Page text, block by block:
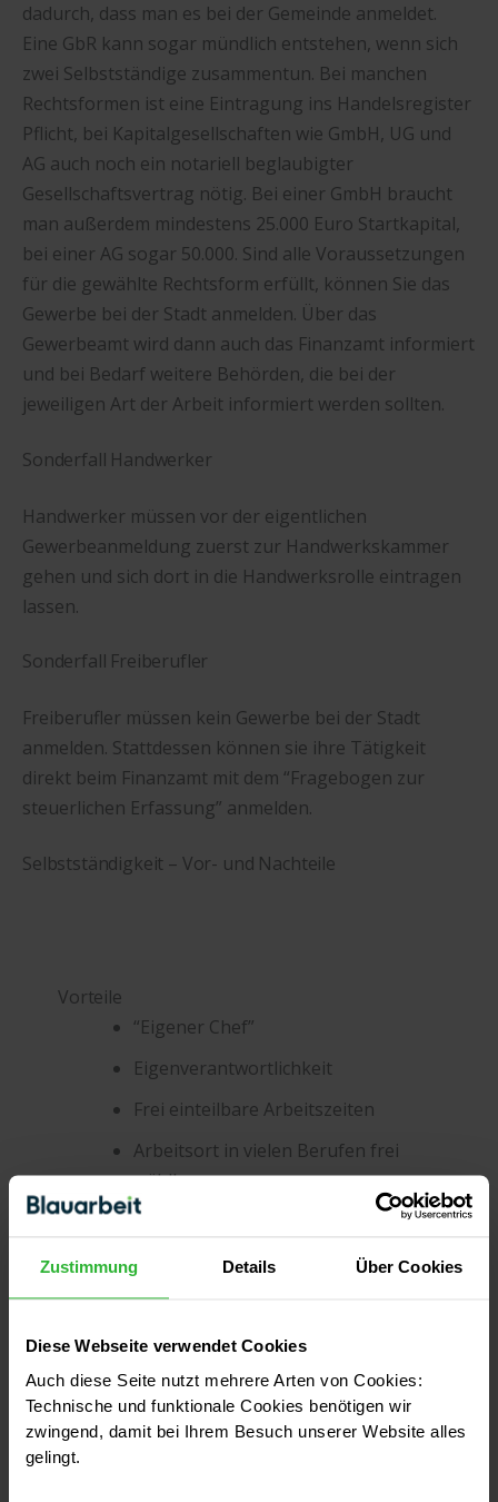
Zustimmung Details Über Cookies
Diese Webseite verwendet Cookies
Auch diese Seite nutzt mehrere Arten von Cookies:
Technische und funktionale Cookies benötigen wir
zwingend, damit bei Ihrem Besuch unserer Website alles
gelingt.
dadurch, dass man es bei der Gemeinde anmeldet.
Eine GbR kann sogar mündlich entstehen, wenn sich
zwei Selbstständige zusammentun. Bei manchen
Rechtsformen ist eine Eintragung ins Handelsregister
Pflicht, bei Kapitalgesellschaften wie GmbH, UG und
AG auch noch ein notariell beglaubigter
Gesellschaftsvertrag nötig. Bei einer GmbH braucht
man außerdem mindestens 25.000 Euro Startkapital,
bei einer AG sogar 50.000. Sind alle Voraussetzungen
für die gewählte Rechtsform erfüllt, können Sie das
Gewerbe bei der Stadt anmelden. Über das
Gewerbeamt wird dann auch das Finanzamt informiert
und bei Bedarf weitere Behörden, die bei der
jeweiligen Art der Arbeit informiert werden sollten.
Sonderfall Handwerker
Handwerker müssen vor der eigentlichen
Gewerbeanmeldung zuerst zur Handwerkskammer
gehen und sich dort in die Handwerksrolle eintragen
lassen.
Sonderfall Freiberufler
Freiberufler müssen kein Gewerbe bei der Stadt
anmelden. Stattdessen können sie ihre Tätigkeit
direkt beim Finanzamt mit dem “Fragebogen zur
steuerlichen Erfassung” anmelden.
Selbstständigkeit – Vor- und Nachteile
Vorteile
“Eigener Chef”
Eigenverantwortlichkeit
Frei einteilbare Arbeitszeiten
Arbeitsort in vielen Berufen frei
wählbar
Auswirkungen guter Arbeit sind
durch höhere Einnahmen direkt
spürbar
Einkommen
Nachteile